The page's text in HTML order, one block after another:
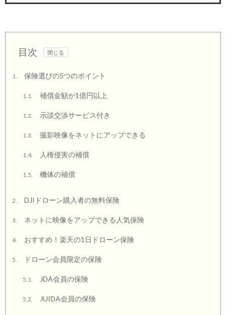
目次
1. 保険選びの5つのポイント
1.1. 補償金額が1億円以上
1.2. 示談交渉サービス付き
1.3. 撮影映像をネットにアップできる
1.4. 人権侵害の補償
1.5. 機体の補償
2. DJIドローン購入者の無料保険
3. ネットに映像をアップできる人気保険
4. おすすめ！楽天の1日ドローン保険
5. ドローン会員限定の保険
5.1. JDA会員の保険
5.2. JUIDA会員の保険